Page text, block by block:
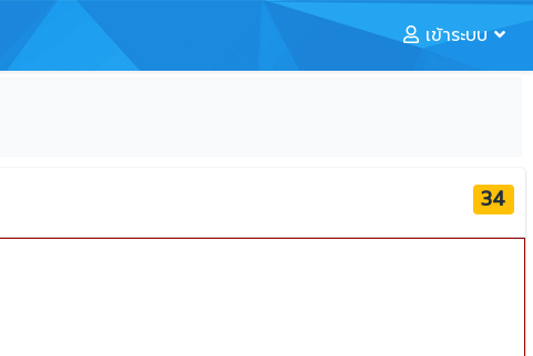
เข้าระบบ
34